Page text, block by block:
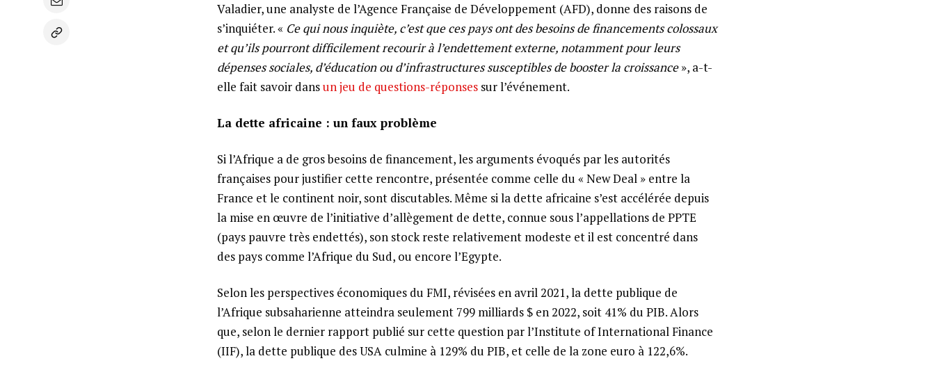
Valadier, une analyste de l’Agence Française de Développement (AFD), donne des raisons de
s’inquiéter. « Ce qui nous inquiète, c’est que ces pays ont des besoins de financements colossaux
et qu’ils pourront difficilement recourir à l’endettement externe, notamment pour leurs
dépenses sociales, d’éducation ou d’infrastructures susceptibles de booster la croissance», a-t-
elle fait savoir dansun jeu de questions-réponses sur l’événement.
La dette africaine : un faux problème
Si l’Afrique a de gros besoins de financement, les arguments évoqués par les autorités
françaises pour justifier cette rencontre, présentée comme celle du « New Deal » entre la
France et le continent noir, sont discutables. Même si la dette africaine s’est accélérée depuis
la mise en œuvre de l’initiative d’allègement de dette, connue sous l’appellations de PPTE
(pays pauvre très endettés), son stock reste relativement modeste et il est concentré dans
des pays comme l’Afrique du Sud, ou encore l’Egypte.
Selon les perspectives économiques du FMI, révisées en avril 2021, la dette publique de
l’Afrique subsaharienne atteindra seulement 799 milliards $ en 2022, soit 41% du PIB. Alors
que, selon le dernier rapport publié sur cette question par l’Institute of International Finance
(IIF), la dette publique des USA culmine à 129% du PIB, et celle de la zone euro à 122,6%.